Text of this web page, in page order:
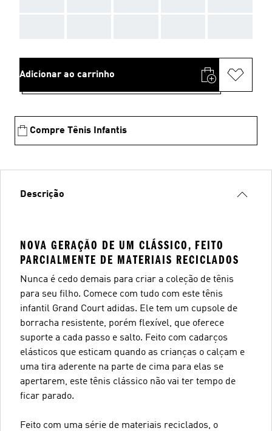
Adicionar ao carrinho
Compre Tênis Infantis
Descrição
NOVA GERAÇÃO DE UM CLÁSSICO, FEITO
PARCIALMENTE DE MATERIAIS RECICLADOS
Nunca é cedo demais para criar a coleção de tênis
para seu filho. Comece com tudo com este tênis
infantil Grand Court adidas. Ele tem um cupsole de
borracha resistente, porém flexível, que oferece
suporte a cada passo e salto. Feito com cadarços
elásticos que esticam quando as crianças o calçam e
uma tira aderente na parte de cima para elas se
apertarem, este tênis clássico não vai ter tempo de
ficar parado.
Feito com uma série de materiais reciclados, o